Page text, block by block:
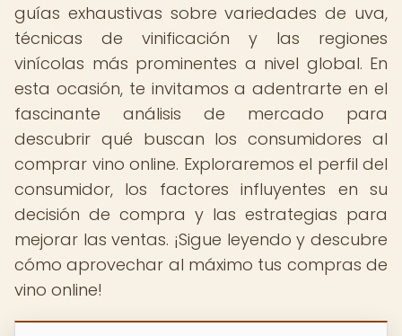
guías exhaustivas sobre variedades de uva,
técnicas de vinificación y las regiones
vinícolas más prominentes a nivel global. En
esta ocasión, te invitamos a adentrarte en el
fascinante análisis de mercado para
descubrir qué buscan los consumidores al
comprar vino online. Exploraremos el perfil del
consumidor, los factores influyentes en su
decisión de compra y las estrategias para
mejorar las ventas. ¡Sigue leyendo y descubre
cómo aprovechar al máximo tus compras de
vino online!